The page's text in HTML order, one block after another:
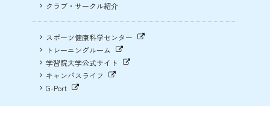
クラブ・サークル紹介
スポーツ健康科学センター
トレーニングルーム
学習院大学公式サイト
キャンパスライフ
G-Port